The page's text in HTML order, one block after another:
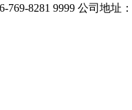
769-8281 9999 公司地